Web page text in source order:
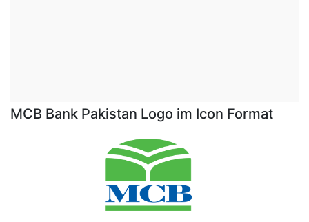
MCB Bank Pakistan Logo im Icon Format